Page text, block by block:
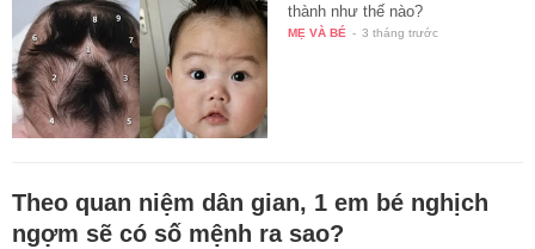
thành như thế nào?
MẸ VÀ BÉ - 3 tháng trước
Theo quan niệm dân gian, 1 em bé nghịch
ngợm sẽ có số mệnh ra sao?